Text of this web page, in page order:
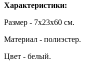
Характеристики:
Размер - 7х23х60 см.
Материал - полиэстер.
Цвет - белый.